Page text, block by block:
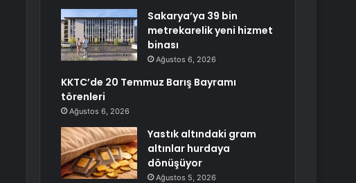
Sakarya’ya 39 bin
metrekarelik yeni hizmet
binası
Ağustos 6, 2026
KKTC’de 20 Temmuz Barış Bayramı
törenleri
Ağustos 6, 2026
Yastık altındaki gram
altınlar hurdaya
dönüşüyor
Ağustos 5, 2026